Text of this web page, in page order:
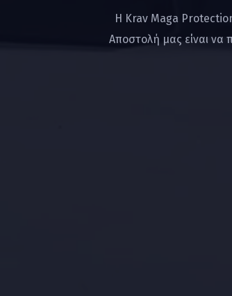
Η Krav Maga
Αποστολή μας είναι να